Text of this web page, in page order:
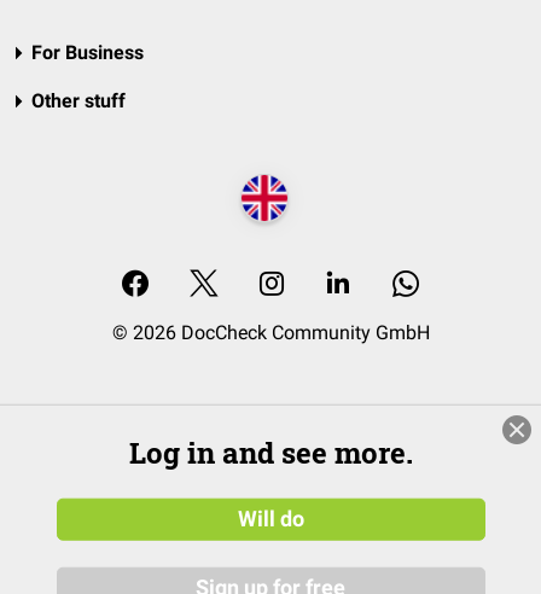
For Business
Other stuff
© 2026 DocCheck Community GmbH
Log in and see more.
Will do
Sign up for free